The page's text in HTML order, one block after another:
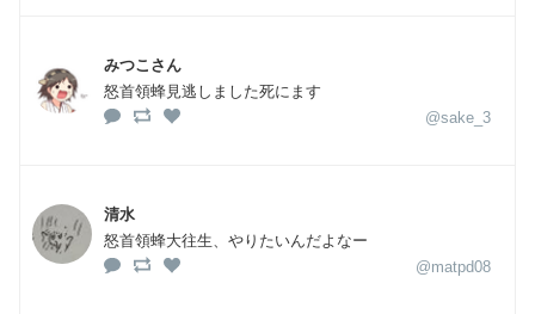
みつこさん
怒首領蜂見逃しました死にます
@sake_3
清水
怒首領蜂大往生、やりたいんだよなー
@matpd08